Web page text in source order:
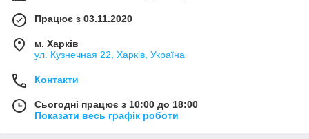
Працює з 03.11.2020
м. Харків
ул. Кузнечная 22, Харків, Україна
Контакти
Сьогодні працює з 10:00 до 18:00
Показати весь графік роботи